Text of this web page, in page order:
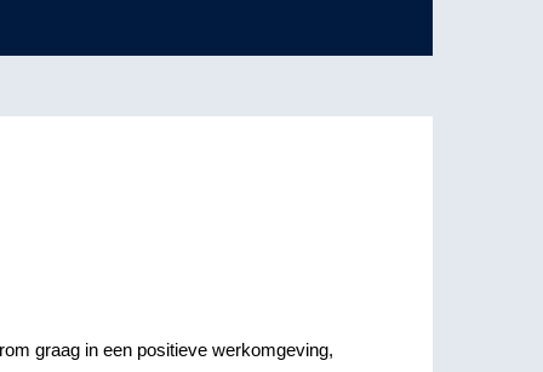
graag in een positieve werkomgeving,